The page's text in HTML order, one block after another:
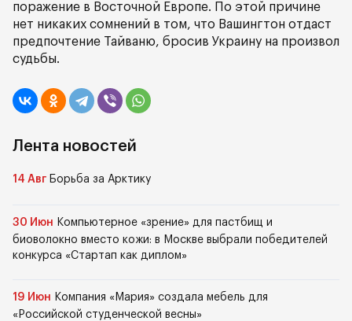
поражение в Восточной Европе. По этой причине
нет никаких сомнений в том, что Вашингтон отдаст
предпочтение Тайваню, бросив Украину на произвол
судьбы.
Лента новостей
14 Авг Борьба за Арктику
30 Июн Компьютерное «зрение» для пастбищ и
биоволокно вместо кожи: в Москве выбрали победителей
конкурса «Стартап как диплом»
19 Июн Компания «Мария» создала мебель для
«Российской студенческой весны»